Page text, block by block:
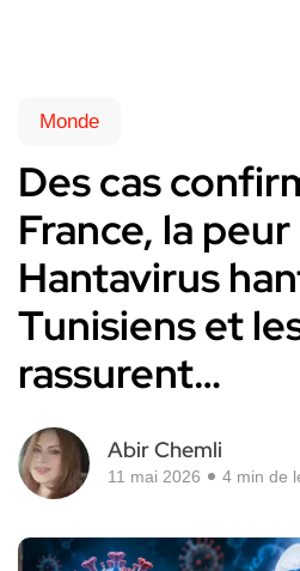
Monde
Des cas
France, la
Hantavirus
Tunisiens et
rassurent…
Abir Chemli
11 mai 2026 4 min de